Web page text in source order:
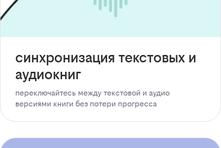
синхронизация текстовых и
аудиокниг
переключайтесь между текстовой и аудио
версиями книги без потери прогресса